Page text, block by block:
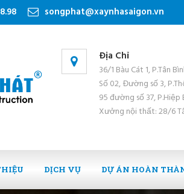
songphat@xaynhasaigon.vn
Địa Chỉ
36/1 Bàu Cát 1, P.Tân
Số 02, Đường số 3,
95 đường số 37, P.Hiệp
Xưởng nội thất: 28/6
DỊCH VỤ DỰ ÁN HOÀN